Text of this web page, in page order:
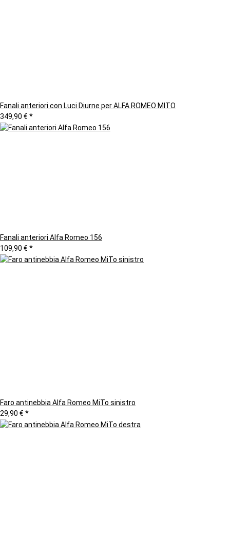
Fanali anteriori con Luci Diurne per ALFA ROMEO MITO
349,90 € *
Fanali anteriori Alfa Romeo 156
109,90 € *
Faro antinebbia Alfa Romeo MiTo sinistro
29,90 € *